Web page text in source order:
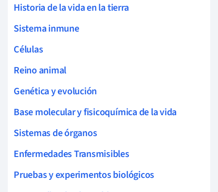
Historia de la vida en la tierra
Sistema inmune
Células
Reino animal
Genética y evolución
Base molecular y fisicoquímica de la vida
Sistemas de órganos
Enfermedades Transmisibles
Pruebas y experimentos biológicos